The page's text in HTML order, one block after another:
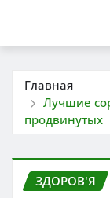
Главная
Лучшие
продвинутых
ЗДОРОВ'Я